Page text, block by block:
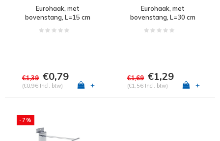
Eurohaak, met
bovenstang, L=15 cm
€1,39 €0,79
(€0,96 Incl. btw) +
Eurohaak, met
bovenstang, L=30 cm
€1,69 €1,29
(€1,56 Incl. btw) +
-7%